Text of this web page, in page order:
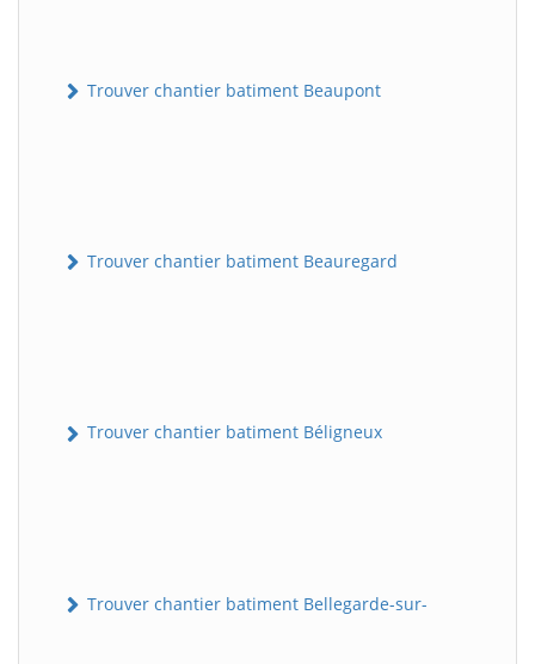
Trouver chantier batiment Beaupont
Trouver chantier batiment Beauregard
Trouver chantier batiment Béligneux
Trouver chantier batiment Bellegarde-sur-